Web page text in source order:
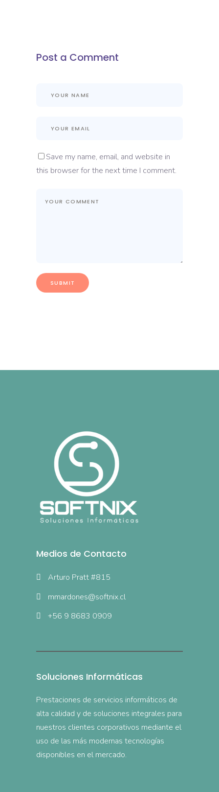
Post a Comment
Save my name, email, and website in
this browser for the next time I comment.
Medios de Contacto
Arturo Pratt #815
mmardones@softnix.cl
+56 9 8683 0909
Soluciones Informáticas
Prestaciones de servicios informáticos de
alta calidad y de soluciones integrales para
nuestros clientes corporativos mediante el
uso de las más modernas tecnologías
disponibles en el mercado.